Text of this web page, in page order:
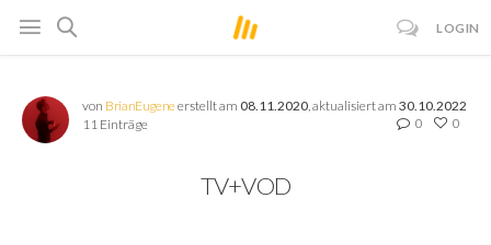
LOGIN
von BrianEugeneerstellt am 08.11.2020 , aktualisiert am30.10.2022
11 Einträge
0 0
TV+VOD